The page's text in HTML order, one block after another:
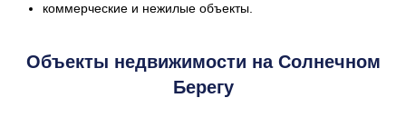
коммерческие и нежилые объекты.
Объекты недвижимости на Солнечном
Берегу